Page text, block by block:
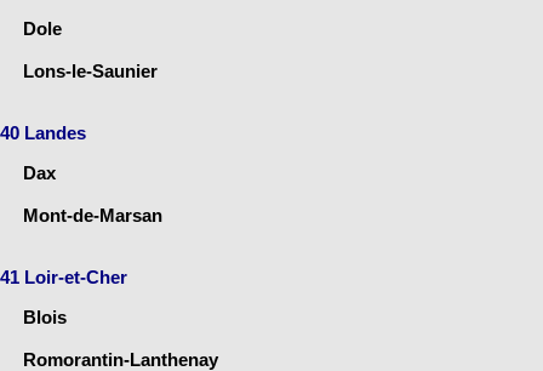
Dole
Lons-le-Saunier
40 Landes
Dax
Mont-de-Marsan
41 Loir-et-Cher
Blois
Romorantin-Lanthenay